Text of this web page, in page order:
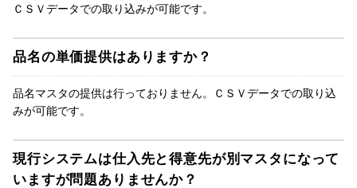
ＣＳＶデータでの取り込みが可能です。
品名の単価提供はありますか？
品名マスタの提供は行っておりません。ＣＳＶデータでの取り込
みが可能です。
現行システムは仕入先と得意先が別マスタになって
いますが問題ありませんか？